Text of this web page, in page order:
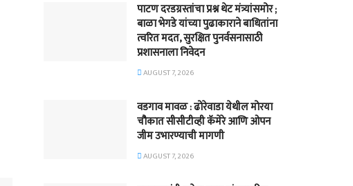
पाटण दरडग्रस्तांचा प्रश्न थेट मंत्र्यांसमोर ;
बाळा भेगडे यांच्या पुढाकाराने बाधितांना
त्वरित मदत, सुरक्षित पुनर्वसनासाठी
प्रशासनाला निवेदन
AUGUST 7, 2026
वडगाव मावळ : ढोरेवाडा येथील मोरया
चौकात सीसीटीव्ही कॅमेरे आणि ओपन
जीम उभारण्याची मागणी
AUGUST 7, 2026